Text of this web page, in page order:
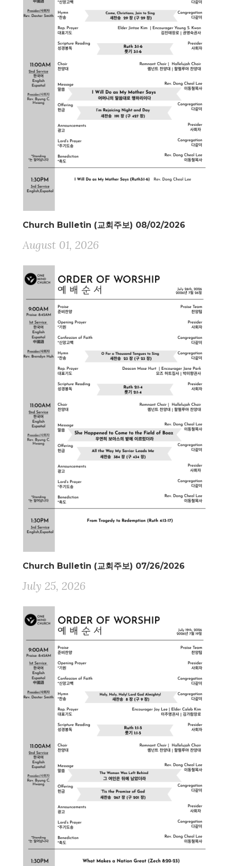
Church Bulletin (교회주보) 08/02/2026
August 01, 2026
Church Bulletin (교회주보) 07/26/2026
July 25, 2026